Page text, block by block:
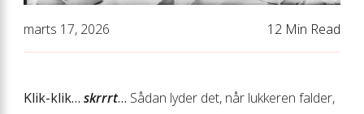
marts 17, 2026 12 Min Read
Klik-klik… skrrrt… Sådan lyder det, når lukkeren falder,